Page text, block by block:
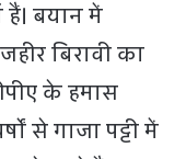
हैं। बयान में
बिरावी का
के हमास
से गाजा पट्टी में